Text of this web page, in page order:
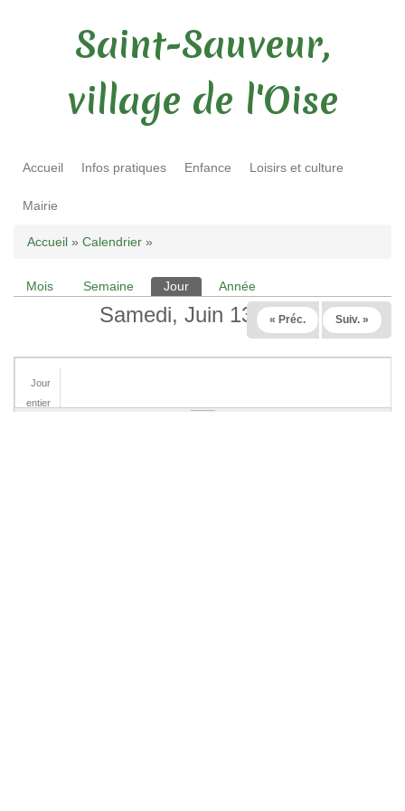
Saint-Sauveur,
village de l'Oise
Accueil Infos pratiques Enfance Loisirs et culture
Mairie
Vous êtes ici
Accueil » Calendrier »
Onglets principaux
Mois Semaine Jour (onglet actif)
Année
Samedi, Juin 13 2026
« Préc. Suiv. »
Jour
entier